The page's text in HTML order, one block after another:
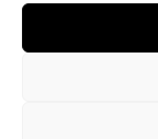
Brands und